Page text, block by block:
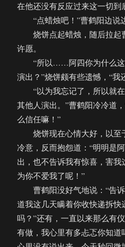
在他还没有反应过来这一切到
“点蜡烛吧！”曹鹤阳边说
烧饼点起蜡烛，随后拉起
许愿。
“所以……阿四你为什么这
演出？”烧饼颇有些遗憾，“
“以为我忘记了，所以就在
其他人演出。”曹鹤阳冷冷道
么信任嘛！”
烧饼现在心情大好，以至
冷意，反而抱怨道：“明明是
出，也不告诉我有惊喜，害
为你不爱我了呢！”
曹鹤阳没好气地说：“告诉
道我这几天瞒着你收快递拆快
吗？”还有，一直以来那么有
有做，我心里有多忐忑你知道